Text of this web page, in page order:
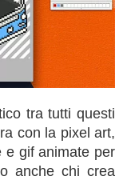
tra tutti questi
con la pixel art,
e gif animate per
anche chi crea